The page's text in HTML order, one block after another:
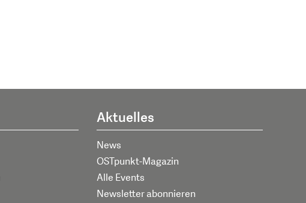
Aktuelles
News
OSTpunkt-Magazin
Alle Events
Newsletter abonnieren